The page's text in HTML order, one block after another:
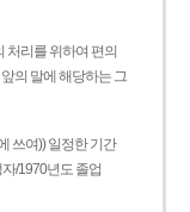
처리를 위하여 편의
의 말에 해당하는 그
쓰여)) 일정한 기간
/1970년도 졸업